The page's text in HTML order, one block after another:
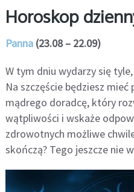
Horoskop
Panna(23.08 – 22.09)
W tym dniu wydarzy się
Na szczęście będziesz
mądrego doradcę, który
wątpliwości i wskaże
zdrowotnych możliwe
skończą? Tego jeszcze nie